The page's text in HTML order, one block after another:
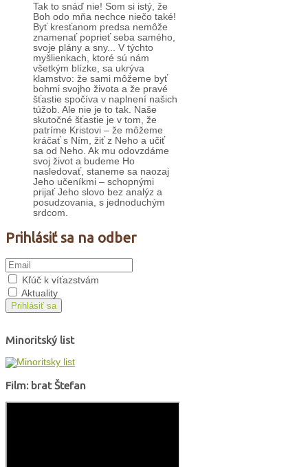
Tak to snáď nie! Som si istý, že
Boh odo mňa nechce niečo také!
Byť kresťanom predsa nemôže
znamenať poprieť seba samého,
svoje plány a sny... V týchto
myšlienkach, ktoré sú nám
všetkým blízke, sa ukrýva
klamstvo: že sami môžeme byť
bohmi svojho života a že pravé
šťastie spočíva v naplnení našich
túžob. Ale nie je to tak. Naše
skutočné šťastie je v tom, že
patríme Kristovi – že môžeme
kráčať s Ním, žiť z Neho a učiť
sa od Neho. Ak mu odovzdáme
svoj život a budeme Ho
nasledovať, staneme sa naozaj
Jeho učeníkmi – schopnými
prijať Jeho slovo bez analýz a
posudzovania, s jednoduchým
srdcom.
Prihlásiť sa na odber
Kľúč k víťazstvám
Aktuality
Prihlásiť sa
Minoritský list
Film: brat Štefan